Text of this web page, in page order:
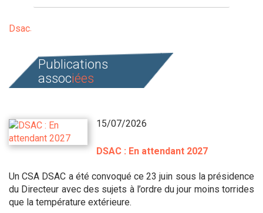
Dsac
Publications
associées
15/07/2026
DSAC : En attendant 2027
Un CSA DSAC a été convoqué ce 23 juin sous la présidence
du Directeur avec des sujets à l’ordre du jour moins torrides
que la température extérieure.